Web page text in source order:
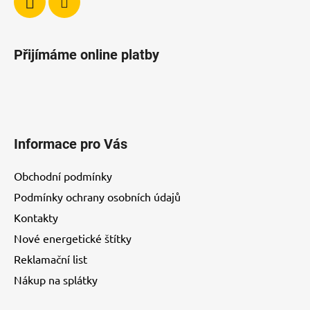
Přijímáme online platby
Informace pro Vás
Obchodní podmínky
Podmínky ochrany osobních údajů
Kontakty
Nové energetické štítky
Reklamační list
Nákup na splátky